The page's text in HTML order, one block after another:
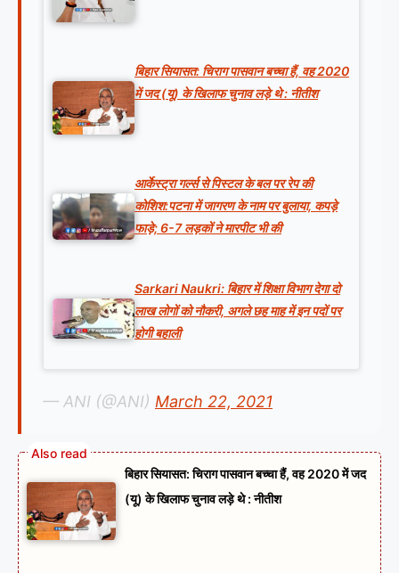
बिहार सियासत: चिराग पासवान बच्चा हैं, वह 2020
में जद (यू) के खिलाफ चुनाव लड़े थे : नीतीश
आर्केस्ट्रा गर्ल्स से पिस्टल के बल पर रेप की
कोशिश:पटना में जागरण के नाम पर बुलाया, कपड़े
फाड़े; 6-7 लड़कों ने मारपीट भी की
Sarkari Naukri: बिहार में शिक्षा विभाग देगा दो
लाख लोगों को नौकरी, अगले छह माह में इन पदों पर
होगी बहाली
— ANI (@ANI) March 22, 2021
बिहार सियासत: चिराग पासवान बच्चा हैं, वह 2020 में जद
(यू) के खिलाफ चुनाव लड़े थे : नीतीश